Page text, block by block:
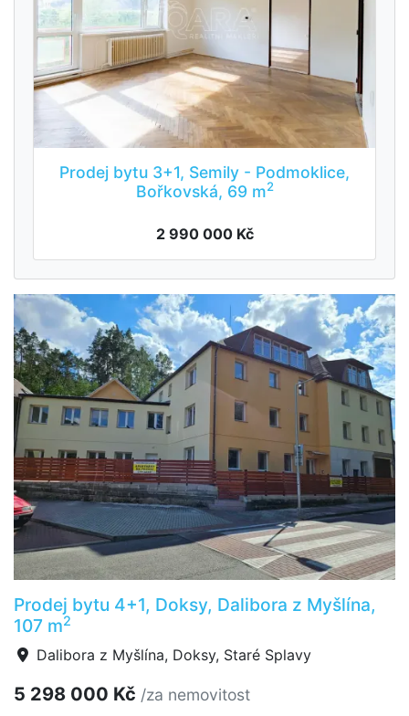
Prodej bytu 3+1, Semily - Podmoklice,
Bořkovská, 69 m2
2 990 000 Kč
Prodej bytu 4+1, Doksy, Dalibora z Myšlína,
107 m2
Dalibora z Myšlína, Doksy, Staré Splavy
5 298 000 Kč /za nemovitost